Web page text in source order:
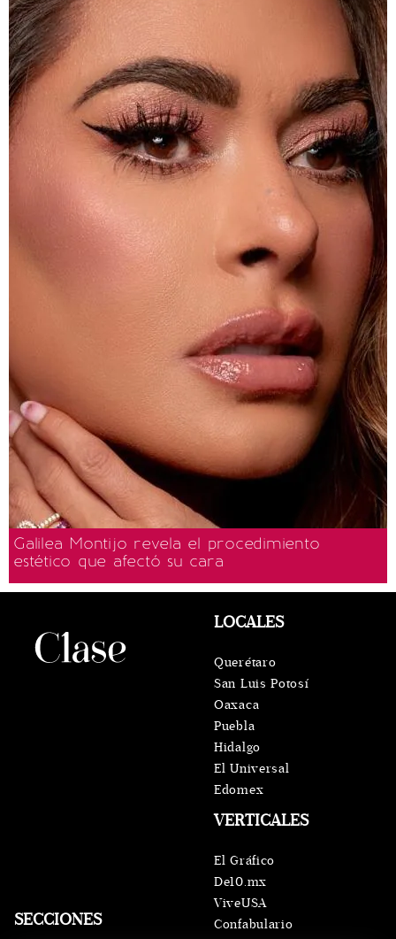
Galilea Montijo revela el procedimiento
estético que afectó su cara
SECCIONES
VERTICALES
El Gráfico
De10.mx
ViveUSA
Confabulario
LOCALES
Querétaro
San Luis Potosí
Oaxaca
Puebla
Hidalgo
El Universal
Edomex